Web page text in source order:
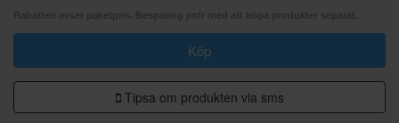
Köp
Tipsa om produkten via sms